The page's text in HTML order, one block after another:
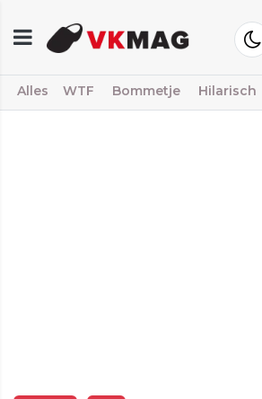
Alles WTF Bommetje Hilarisch